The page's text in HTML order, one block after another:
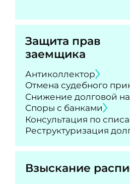
Защита прав
заемщика
Антиколлектор
Отмена судебного
Снижение долговой
Споры с банками
Консультация по
Реструктуризация
Взыскание